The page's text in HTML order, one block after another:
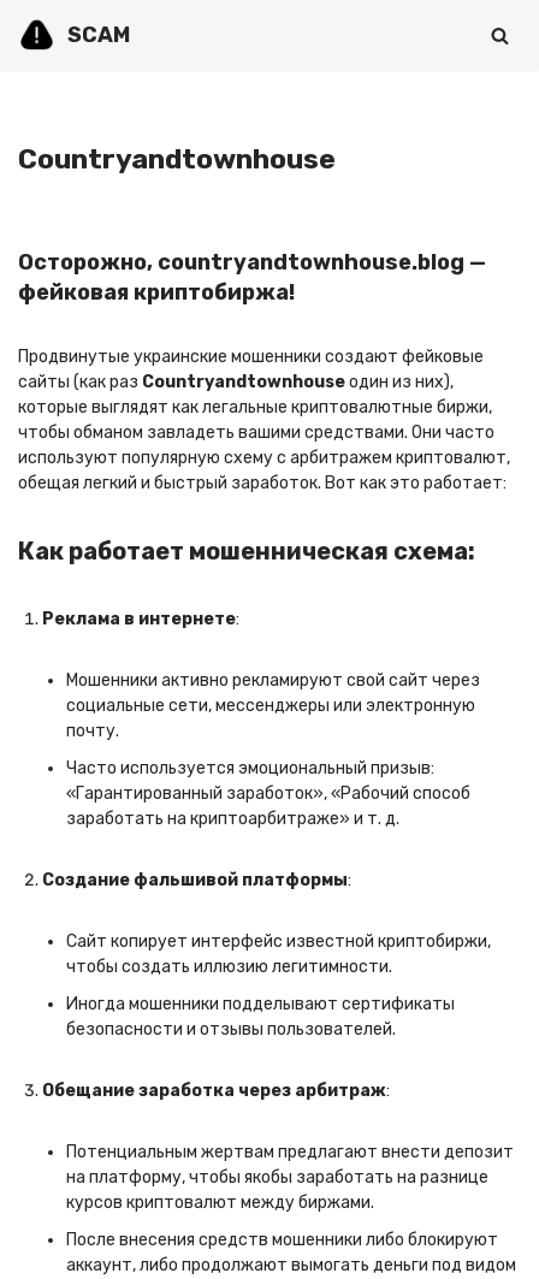
SCAM
Countryandtownhouse
Осторожно, countryandtownhouse.blog —
фейковая криптобиржа!
Продвинутые украинские мошенники создают фейковые
сайты (как раз Countryandtownhouseодин из них),
которые выглядят как легальные криптовалютные биржи,
чтобы обманом завладеть вашими средствами. Они часто
используют популярную схему с арбитражем криптовалют,
обещая легкий и быстрый заработок. Вот как это работает:
Как работает мошенническая схема:
Реклама в интернете:
Мошенники активно рекламируют свой сайт через
социальные сети, мессенджеры или электронную
почту.
Часто используется эмоциональный призыв:
«Гарантированный заработок», «Рабочий способ
заработать на криптоарбитраже» и т. д.
Создание фальшивой платформы:
Сайт копирует интерфейс известной криптобиржи,
чтобы создать иллюзию легитимности.
Иногда мошенники подделывают сертификаты
безопасности и отзывы пользователей.
Обещание заработка через арбитраж:
Потенциальным жертвам предлагают внести депозит
на платформу, чтобы якобы заработать на разнице
курсов криптовалют между биржами.
После внесения средств мошенники либо блокируют
аккаунт, либо продолжают вымогать деньги под видом